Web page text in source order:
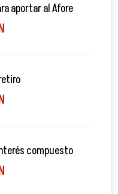
aportar al Afore
compuesto